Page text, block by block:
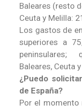
Baleares (resto
Ceuta y Melilla:
Los gastos de
superiores a
peninsulares;
Baleares, Ceuta
¿Puedo
de España?
Por el momento